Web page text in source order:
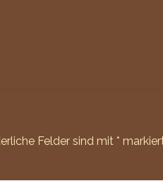
Felder sind mit*